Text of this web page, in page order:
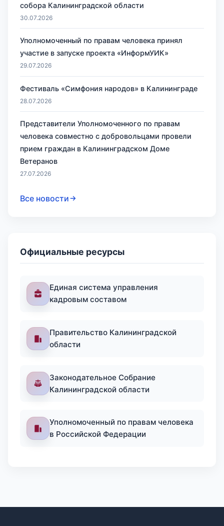
собора Калининградской области
30.07.2026
Уполномоченный по правам человека принял
участие в запуске проекта «ИнформУИК»
29.07.2026
Фестиваль «Симфония народов» в Калининграде
28.07.2026
Представители Уполномоченного по правам
человека совместно с добровольцами провели
прием граждан в Калининградском Доме
Ветеранов
27.07.2026
Все новости
Официальные ресурсы
Единая система управления
кадровым составом
Правительство Калининградской
области
Законодательное Собрание
Калининградской области
Уполномоченный по правам человека
в Российской Федерации